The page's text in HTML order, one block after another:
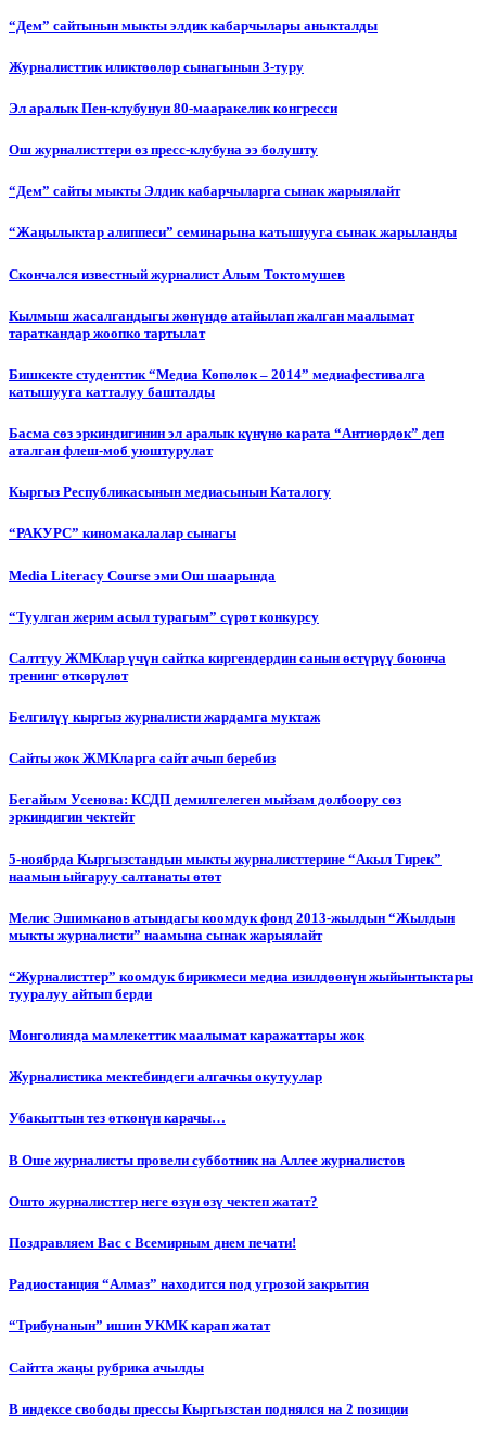
“Дем” сайтынын мыкты элдик кабарчылары аныкталды
Журналисттик иликтөөлөр сынагынын 3-туру
Эл аралык Пен-клубунун 80-мааракелик конгресси
Ош журналисттери өз пресс-клубуна ээ болушту
“Дем” сайты мыкты Элдик кабарчыларга сынак жарыялайт
“Жаңылыктар алиппеси” семинарына катышууга сынак жарыланды
Cкончался известный журналист Алым Токтомушев
Кылмыш жасалгандыгы жөнүндө атайылап жалган маалымат
тараткандар жоопко тартылат
Бишкекте студенттик “Медиа Көпөлөк – 2014” медиафестивалга
катышууга катталуу башталды
Басма сөз эркиндигинин эл аралык күнүнө карата “Антиөрдөк” деп
аталган флеш-моб уюштурулат
Кыргыз Республикасынын медиасынын Каталогу
“РАКУРС” киномакалалар сынагы
Media Literacy Сourse эми Ош шаарында
“Туулган жерим асыл турагым” сүрөт конкурсу
Салттуу ЖМКлар үчүн сайтка киргендердин санын өстүрүү боюнча
тренинг өткөрүлөт
Белгилүү кыргыз журналисти жардамга муктаж
Сайты жок ЖМКларга сайт ачып беребиз
Бегайым Усенова: КСДП демилгелеген мыйзам долбоору сөз
эркиндигин чектейт
5-ноябрда Кыргызстандын мыкты журналисттерине “Акыл Тирек”
наамын ыйгаруу салтанаты өтөт
Мелис Эшимканов атындагы коомдук фонд 2013-жылдын “Жылдын
мыкты журналисти” наамына сынак жарыялайт
“Журналисттер” коомдук бирикмеси медиа изилдөөнүн жыйынтыктары
тууралуу айтып берди
Монголияда мамлекеттик маалымат каражаттары жок
Журналистика мектебиндеги алгачкы окутуулар
Убакыттын тез өткөнүн карачы…
В Оше журналисты провели субботник на Аллее журналистов
Ошто журналисттер неге өзүн өзү чектеп жатат?
Поздравляем Вас с Всемирным днем печати!
Радиостанция “Алмаз” находится под угрозой закрытия
“Трибунанын” ишин УКМК карап жатат
Сайтта жаңы рубрика ачылды
В индексе свободы прессы Кыргызстан поднялся на 2 позиции